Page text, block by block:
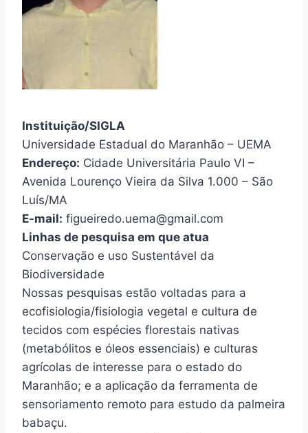
Instituição/SIGLA
Universidade Estadual do Maranhão – UEMA
Endereço: Cidade Universitária Paulo VI –
Avenida Lourenço Vieira da Silva 1.000 – São
Luís/MA
E-mail: figueiredo.uema@gmail.com
Linhas de pesquisa em que atua
Conservação e uso Sustentável da
Biodiversidade
Nossas pesquisas estão voltadas para a
ecofisiologia/fisiologia vegetal e cultura de
tecidos com espécies florestais nativas
(metabólitos e óleos essenciais) e culturas
agrícolas de interesse para o estado do
Maranhão; e a aplicação da ferramenta de
sensoriamento remoto para estudo da palmeira
babaçu.